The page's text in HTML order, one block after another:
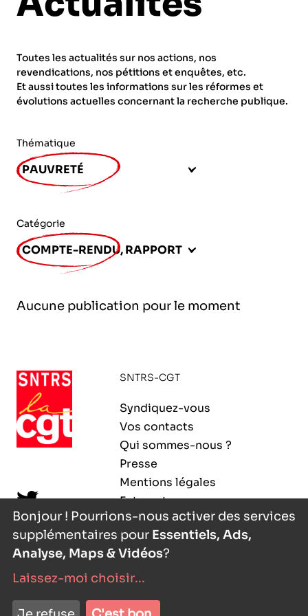
Fonction publique
Actions spécifiques
ORGANISMES
CNRS – Centre national de la recherche
scientifique
INRIA - Institut national de recherche en
INSERM – Institut national de la santé et de la
recherche médicale
développement
INED – Institut national d’études
démographiques
l’exploitation de la mer
AGENDA
PUBLICATIONS
ADHÉRER
Toutes les actualités sur nos actions, nos
revendications, nos pétitions et enquêtes, etc.
Et aussi toutes les informations sur les réformes et
évolutions actuelles concernant la recherche publique.
Thématique
PAUVRETÉ
Catégorie
COMPTE-RENDU, RAPPORT
Aucune publication pour le moment
SNTRS-CGT
Syndiquez-vous
Vos contacts
Qui sommes-nous ?
Presse
Mentions légales
Extranet
- agence digitale
Bonjour ! Pourrions-nous activer des services
supplémentaires pour Essentiels, Ads,
Analyse, Maps & Vidéos?
Laissez-moi choisir...